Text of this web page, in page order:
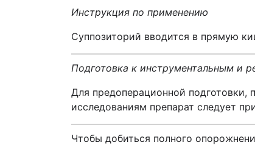
Инструкция по применению
Суппозиторий вводится в прямую
Подготовка к инструментальным и
Для предоперационной подготовки,
исследованиям препарат следует
Чтобы добиться полного